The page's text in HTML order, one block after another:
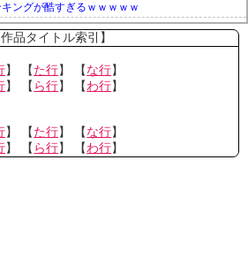
ングが酷すぎるｗｗｗｗｗ
作品タイトル索引】
】 【た行】 【な行】
】 【 ら行】 【わ行】
】 【た行】 【な行】
】 【 ら行】 【わ行】